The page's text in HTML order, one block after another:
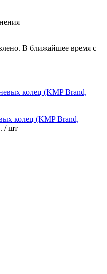
В ближайшее время с
колец (KMP Brand,
/ шт